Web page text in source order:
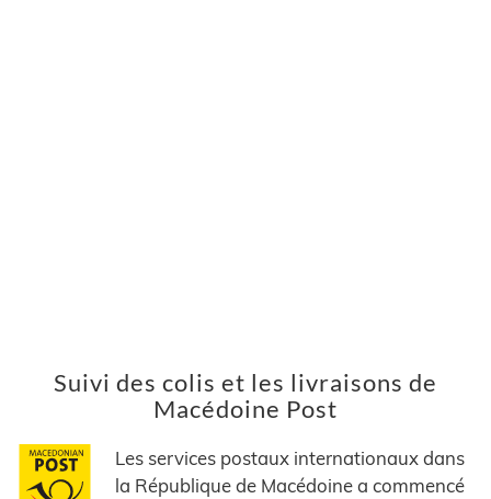
Suivi des colis et les livraisons de
Macédoine Post
Les services postaux internationaux dans
la République de Macédoine a commencé